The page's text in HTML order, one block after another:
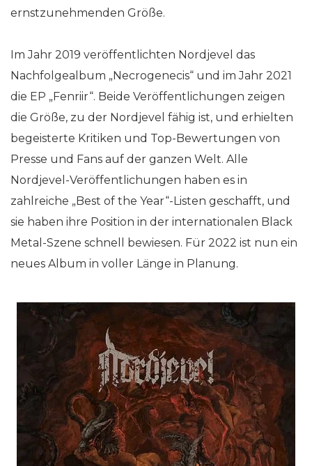
ernstzunehmenden Größe.
Im Jahr 2019 veröffentlichten Nordjevel das
Nachfolgealbum „Necrogenecis“ und im Jahr 2021
die EP „Fenriir“. Beide Veröffentlichungen zeigen
die Größe, zu der Nordjevel fähig ist, und erhielten
begeisterte Kritiken und Top-Bewertungen von
Presse und Fans auf der ganzen Welt. Alle
Nordjevel-Veröffentlichungen haben es in
zahlreiche „Best of the Year“-Listen geschafft, und
sie haben ihre Position in der internationalen Black
Metal-Szene schnell bewiesen. Für 2022 ist nun ein
neues Album in voller Länge in Planung.